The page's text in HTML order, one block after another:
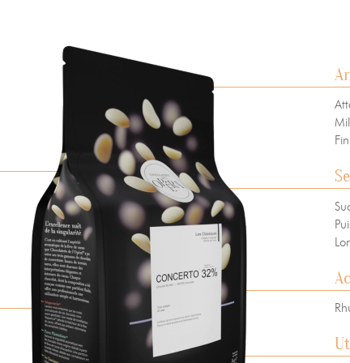
+ 33 4 90 87 00 10//info@chocolateriedelopera.com